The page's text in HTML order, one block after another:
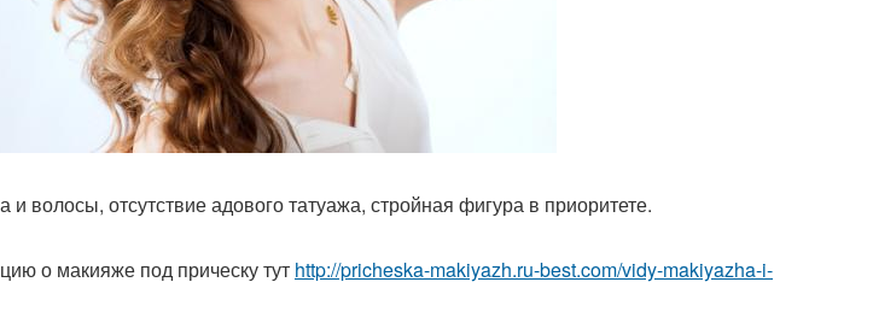
и волосы, отсутствие адового татуажа, стройная фигура в приоритете.
о макияже под прическу тут http://pricheska-makiyazh.ru-best.com/vidy-makiyazha-i-